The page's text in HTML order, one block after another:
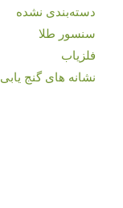
دسته‌بندی نشده
سنسور طلا
فلزیاب
نشانه های گنج یابی